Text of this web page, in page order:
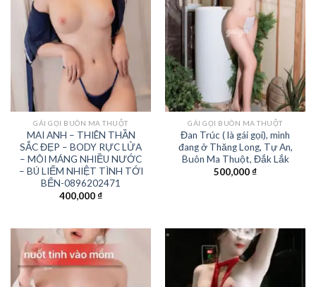
GÁI GỌI BUÔN MA THUỘT
MAI ANH – THIÊN THẦN
SẮC ĐẸP – BODY RỰC LỬA
– MÔI MÁNG NHIỀU NƯỚC
– BÚ LIẾM NHIỆT TÌNH TỚI
BẾN-0896202471
400,000₫
GÁI GỌI BUÔN MA THUỘT
Đan Trúc ( là gái gọi), mình
đang ở Thăng Long, Tự An,
Buôn Ma Thuột, Đắk Lắk
500,000₫